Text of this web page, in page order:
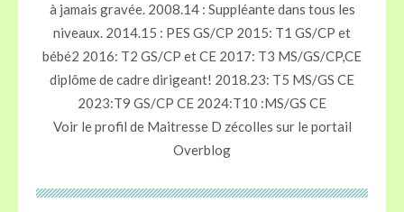
à jamais gravée. 2008.14 : Suppléante dans tous les
niveaux. 2014.15 : PES GS/CP 2015: T1 GS/CP et
bébé2 2016: T2 GS/CP et CE 2017: T3 MS/GS/CP,CE
diplôme de cadre dirigeant! 2018.23: T5 MS/GS CE
2023:T9 GS/CP CE 2024:T10 :MS/GS CE
Voir le profil de Maitresse D zécolles sur le portail
Overblog